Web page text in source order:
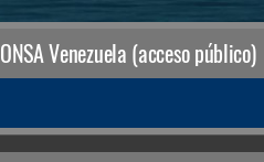
ONSA Venezuela (acceso público)